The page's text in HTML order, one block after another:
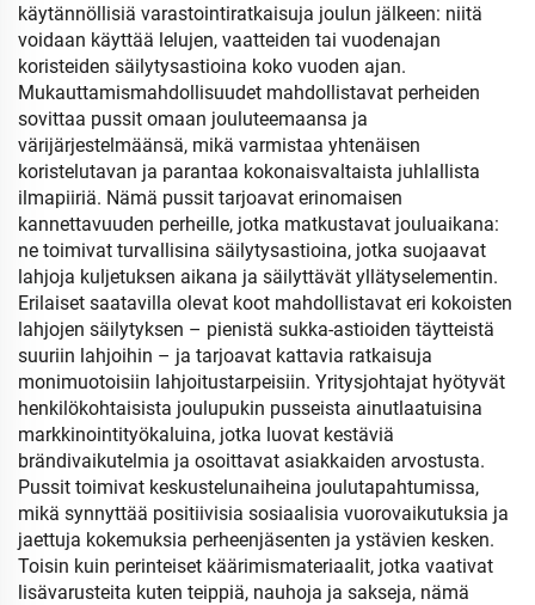
käytännöllisiä varastointiratkaisuja joulun jälkeen: niitä
voidaan käyttää lelujen, vaatteiden tai vuodenajan
koristeiden säilytysastioina koko vuoden ajan.
Mukauttamismahdollisuudet mahdollistavat perheiden
sovittaa pussit omaan jouluteemaansa ja
värijärjestelmäänsä, mikä varmistaa yhtenäisen
koristelutavan ja parantaa kokonaisvaltaista juhlallista
ilmapiiriä. Nämä pussit tarjoavat erinomaisen
kannettavuuden perheille, jotka matkustavat jouluaikana:
ne toimivat turvallisina säilytysastioina, jotka suojaavat
lahjoja kuljetuksen aikana ja säilyttävät yllätyselementin.
Erilaiset saatavilla olevat koot mahdollistavat eri kokoisten
lahjojen säilytyksen – pienistä sukka-astioiden täytteistä
suuriin lahjoihin – ja tarjoavat kattavia ratkaisuja
monimuotoisiin lahjoitustarpeisiin. Yritysjohtajat hyötyvät
henkilökohtaisista joulupukin pusseista ainutlaatuisina
markkinointityökaluina, jotka luovat kestäviä
brändivaikutelmia ja osoittavat asiakkaiden arvostusta.
Pussit toimivat keskustelunaiheina joulutapahtumissa,
mikä synnyttää positiivisia sosiaalisia vuorovaikutuksia ja
jaettuja kokemuksia perheenjäsenten ja ystävien kesken.
Toisin kuin perinteiset käärimismateriaalit, jotka vaativat
lisävarusteita kuten teippiä, nauhoja ja sakseja, nämä